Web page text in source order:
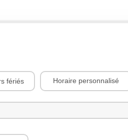
fériés Horaire personnalisé